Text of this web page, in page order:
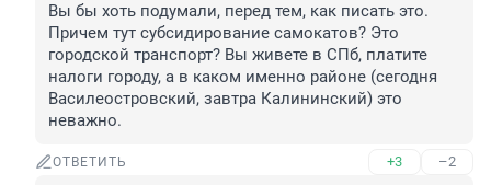
Вы бы хоть подумали, перед тем, как писать это.
Причем тут субсидирование самокатов? Это
городской транспорт? Вы живете в СПб, платите
налоги городу, а в каком именно районе (сегодня
Василеостровский, завтра Калининский) это
неважно.
ОТВЕТИТЬ +3 –2